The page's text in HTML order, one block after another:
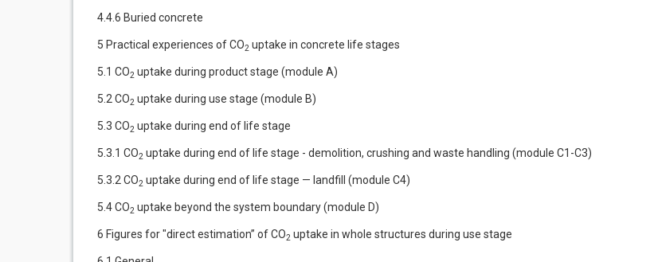
4.4.6 Buried concrete
5 Practical experiences of CO2 uptake in concrete life stages
5.1 CO2 uptake during product stage (module A)
5.2 CO2 uptake during use stage (module B)
5.3 CO2 uptake during end of life stage
5.3.1 CO2 uptake during end of life stage - demolition, crushing and waste handling (module C1-C3)
5.3.2 CO2 uptake during end of life stage — landfill (module C4)
5.4 CO2 uptake beyond the system boundary (module D)
6 Figures for "direct estimation” of CO2 uptake in whole structures during use stage